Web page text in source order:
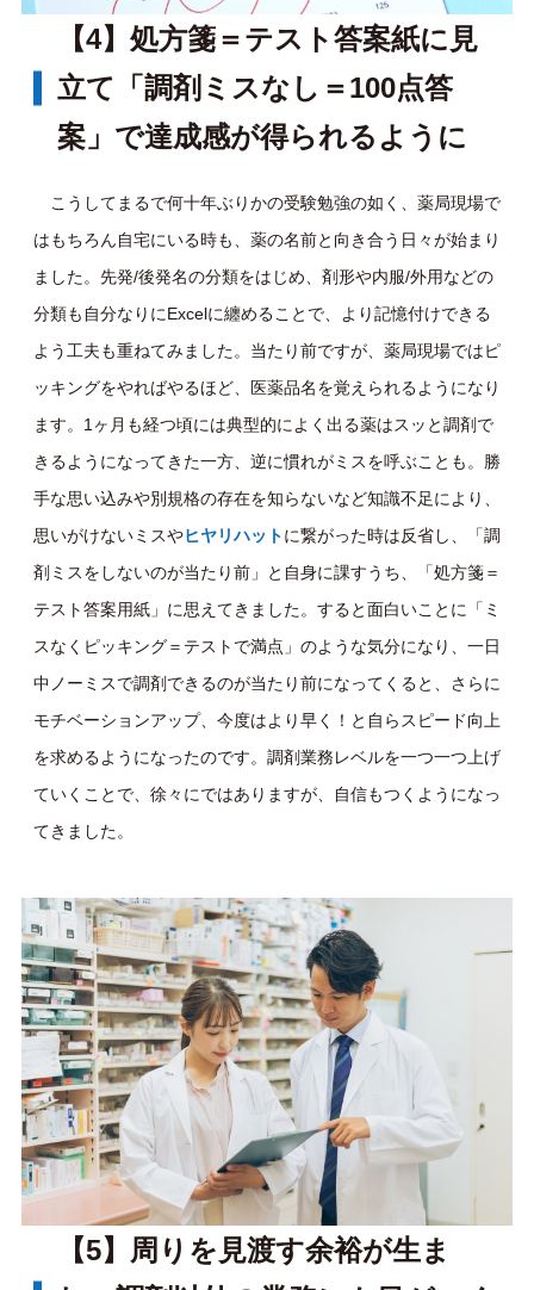
【4】処方箋＝テスト答案紙に見
立て「調剤ミスなし＝100点答
案」で達成感が得られるように
こうしてまるで何十年ぶりかの受験勉強の如く、薬局現場で
はもちろん自宅にいる時も、薬の名前と向き合う日々が始まり
ました。先発/後発名の分類をはじめ、剤形や内服/外用などの
分類も自分なりにExcelに纏めることで、より記憶付けできる
よう工夫も重ねてみました。当たり前ですが、薬局現場ではピ
ッキングをやればやるほど、医薬品名を覚えられるようになり
ます。1ヶ月も経つ頃には典型的によく出る薬はスッと調剤で
きるようになってきた一方、逆に慣れがミスを呼ぶことも。勝
手な思い込みや別規格の存在を知らないなど知識不足により、
思いがけないミスやヒヤリハットに繋がった時は反省し、「調
剤ミスをしないのが当たり前」と自身に課すうち、「処方箋＝
テスト答案用紙」に思えてきました。 すると面白いことに「ミ
スなくピッキング＝テストで満点」のような気分になり、一日
中ノーミスで調剤できるのが当たり前になってくると、さらに
モチベーションアップ、今度はより早く！と自らスピード向上
を求めるようになったのです。調剤業務レベルを一つ一つ上げ
ていくことで、徐々にではありますが、自信もつくようになっ
てきました。
【5】周りを見渡す余裕が生ま